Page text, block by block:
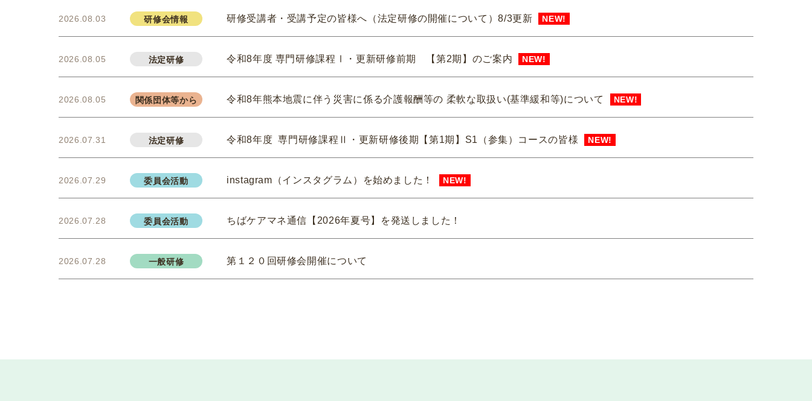
2026.08.03 研修会情報 研修受講者・受講予定の皆様へ（法定研修の開催について）8/3更新 NEW!
2026.08.05 法定研修 令和8年度 専門研修課程Ⅰ・更新研修前期 【第2期】のご案内 NEW!
2026.08.05 関係団体等から 令和8年熊本地震に伴う災害に係る介護報酬等の 柔軟な取扱い(基準緩和等)について NEW!
2026.07.31 法定研修 令和8年度 専門研修課程Ⅱ・更新研修後期【第1期】S1（参集）コースの皆様 NEW!
2026.07.29 委員会活動 instagram（インスタグラム）を始めました！ NEW!
2026.07.28 委員会活動 ちばケアマネ通信【2026年夏号】を発送しました！
2026.07.28 一般研修 第１２０回研修会開催について